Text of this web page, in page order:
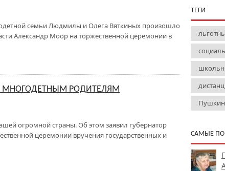
семьи Людмилы и Олега Вяткиных произошло
Александр Моор на торжественной церемонии в
МНОГОДЕТНЫМ РОДИТЕЛЯМ
огромной страны. Об этом заявил губернатор
церемонии вручения государственных и
ТЕГИ
Пушкин
САМЫЕ